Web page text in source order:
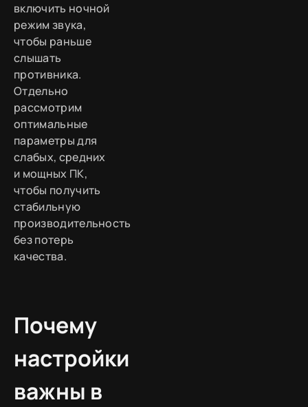
включить ночной
режим звука,
чтобы раньше
слышать
противника.
Отдельно
рассмотрим
оптимальные
параметры для
слабых, средних
и мощных ПК,
чтобы получить
стабильную
производительность
без потерь
качества.
Почему
настройки
важны в